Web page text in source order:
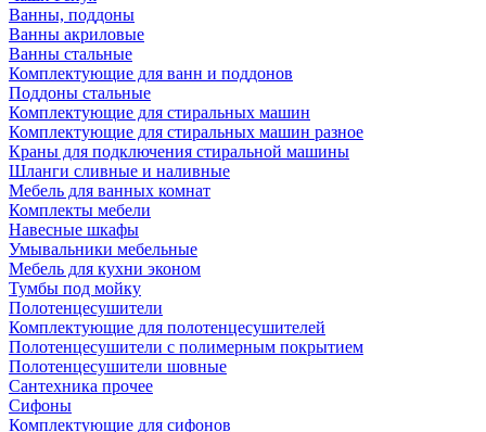
Ванны, поддоны
Ванны акриловые
Ванны стальные
Комплектующие для ванн и поддонов
Поддоны стальные
Комплектующие для стиральных машин
Комплектующие для стиральных машин разное
Краны для подключения стиральной машины
Шланги сливные и наливные
Мебель для ванных комнат
Комплекты мебели
Навесные шкафы
Умывальники мебельные
Мебель для кухни эконом
Тумбы под мойку
Полотенцесушители
Комплектующие для полотенцесушителей
Полотенцесушители с полимерным покрытием
Полотенцесушители шовные
Сантехника прочее
Сифоны
Комплектующие для сифонов